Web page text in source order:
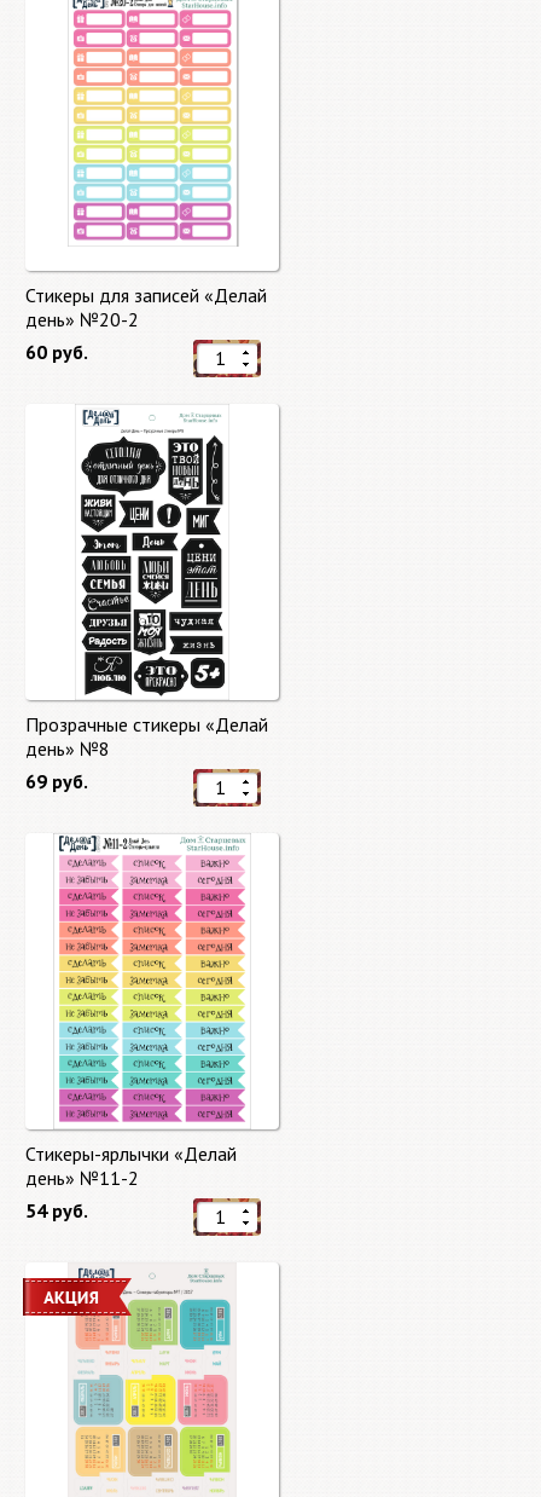
Стикеры для записей «Делай
день» №20-2
60 руб.
Прозрачные стикеры «Делай
день» №8
69 руб.
Стикеры-ярлычки «Делай
день» №11-2
54 руб.